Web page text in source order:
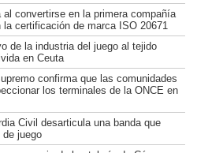
al convertirse en la primera compañía
certificación de marca ISO 20671
de la industria del juego al tejido
en Ceuta
confirma que las comunidades
los terminales de la ONCE en
Civil desarticula una banda que
juego